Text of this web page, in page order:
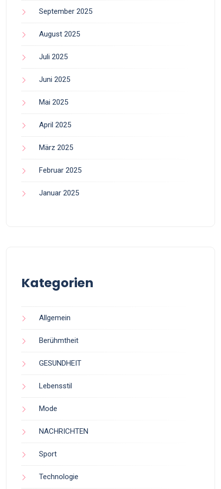
September 2025
August 2025
Juli 2025
Juni 2025
Mai 2025
April 2025
März 2025
Februar 2025
Januar 2025
Kategorien
Allgemein
Berühmtheit
GESUNDHEIT
Lebensstil
Mode
NACHRICHTEN
Sport
Technologie